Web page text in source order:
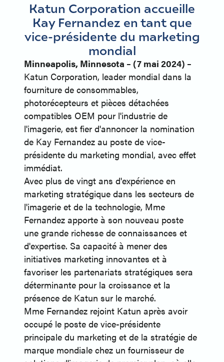
Katun Corporation accueille
Kay Fernandez en tant que
vice-présidente du marketing
mondial
Minneapolis, Minnesota – (7 mai 2024) –
Katun Corporation, leader mondial dans la
fourniture de consommables,
photorécepteurs et pièces détachées
compatibles OEM pour l'industrie de
l'imagerie, est fier d'annoncer la nomination
de Kay Fernandez au poste de vice-
présidente du marketing mondial, avec effet
immédiat.
Avec plus de vingt ans d'expérience en
marketing stratégique dans les secteurs de
l'imagerie et de la technologie, Mme
Fernandez apporte à son nouveau poste
une grande richesse de connaissances et
d'expertise. Sa capacité à mener des
initiatives marketing innovantes et à
favoriser les partenariats stratégiques sera
déterminante pour la croissance et la
présence de Katun sur le marché.
Mme Fernandez rejoint Katun après avoir
occupé le poste de vice-présidente
principale du marketing et de la stratégie de
marque mondiale chez un fournisseur de